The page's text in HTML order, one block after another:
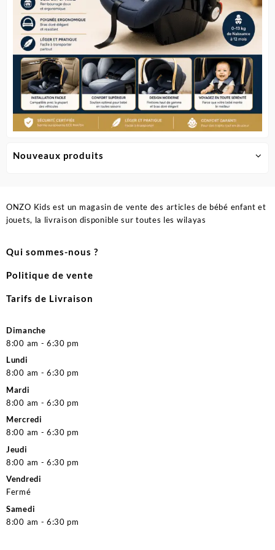
Nouveaux produits
du
produit
ONZO Kids est un magasin de vente des articles de bébé enfant et
jouets, la livraison disponible sur toutes les wilayas
Qui sommes-nous ?
Politique de vente
Tarifs de Livraison
Dimanche
8:00 am - 6:30 pm
Lundi
8:00 am - 6:30 pm
Mardi
8:00 am - 6:30 pm
Mercredi
8:00 am - 6:30 pm
Jeudi
8:00 am - 6:30 pm
Vendredi
Fermé
Samedi
8:00 am - 6:30 pm